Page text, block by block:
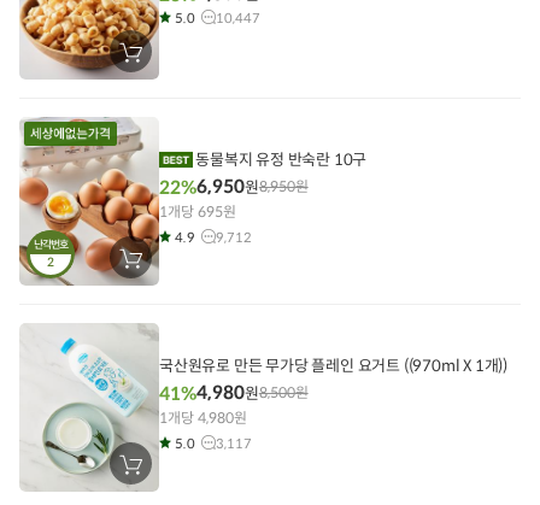
장
바
에
담
기
5.0 10,447
난각번호
2 장
바
에
동물복지 유정 반숙란 10구
22%6,950원8,950원
1개당 695원
4.9 9,712
장
바
국산원유로 만든 무가당 플레인 요거트 ((970ml X 1개))
41%4,980원8,500원
1개당 4,980원
5.0 3,117